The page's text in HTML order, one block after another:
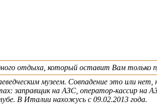
отдыха, который оставит Вам только
музеем. Совпадение это или
заправщик на АЗС, оператор-кассир на
В Италии нахожусь с 09.02.2013 года.